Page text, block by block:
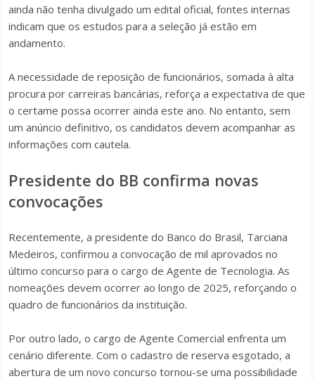
ainda não tenha divulgado um edital oficial, fontes internas
indicam que os estudos para a seleção já estão em
andamento.
A necessidade de reposição de funcionários, somada à alta
procura por carreiras bancárias, reforça a expectativa de que
o certame possa ocorrer ainda este ano. No entanto, sem
um anúncio definitivo, os candidatos devem acompanhar as
informações com cautela.
Presidente do BB confirma novas
convocações
Recentemente, a presidente do Banco do Brasil, Tarciana
Medeiros, confirmou a convocação de mil aprovados no
último concurso para o cargo de Agente de Tecnologia. As
nomeações devem ocorrer ao longo de 2025, reforçando o
quadro de funcionários da instituição.
Por outro lado, o cargo de Agente Comercial enfrenta um
cenário diferente. Com o cadastro de reserva esgotado, a
abertura de um novo concurso tornou-se uma possibilidade